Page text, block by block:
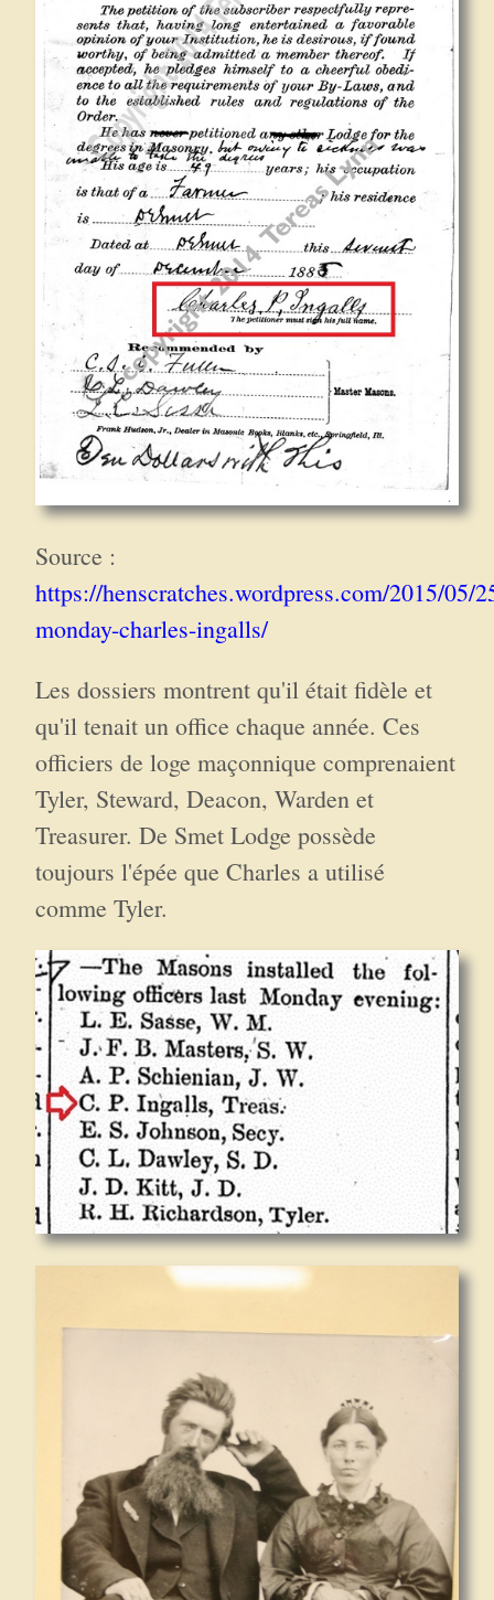
Source :
https://henscratches.wordpress.com/2015/05/
monday-charles-ingalls/
Les dossiers montrent qu'il était fidèle et
qu'il tenait un office chaque année. Ces
officiers de loge maçonnique comprenaient
Tyler, Steward, Deacon, Warden et
Treasurer. De Smet Lodge possède
toujours l'épée que Charles a utilisé
comme Tyler.